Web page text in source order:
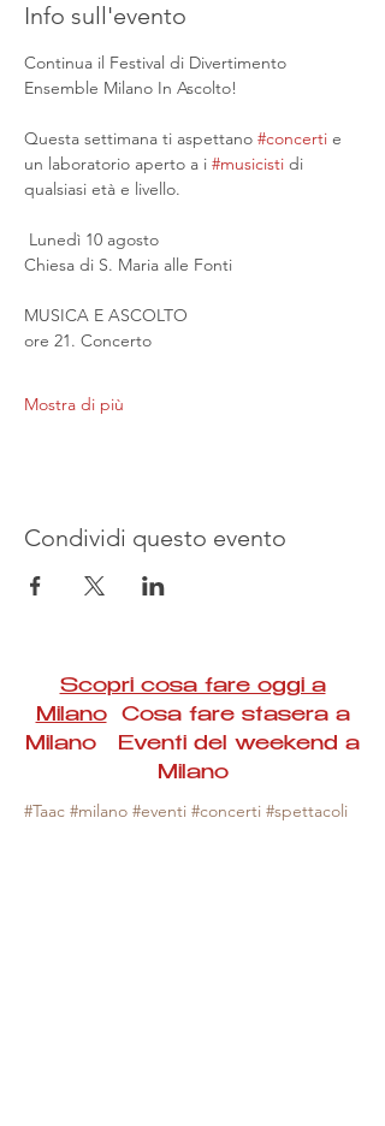
Info sull'evento
Continua il Festival di Divertimento
Ensemble Milano In Ascolto!
Questa settimana ti aspettano #concerti e
un laboratorio aperto a i #musicisti di
qualsiasi età e livello.
Lunedì 10 agosto
Chiesa di S. Maria alle Fonti
MUSICA E ASCOLTO
ore 21. Concerto
Mostra di più
Condividi questo evento
Scopri cosa fare oggi a
MilanoCosa fare stasera a
Milano Eventi del weekend a
Milano
#Taac #milano #eventi #concerti #spettacoli